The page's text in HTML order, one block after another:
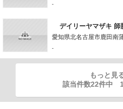
-
デイリーヤマザキ 師
愛知県北名古屋市鹿田南
-
もっと見
該当件数22件中